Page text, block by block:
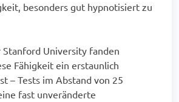
besonders gut hypnotisiert zu
Stanford University fanden
Fähigkeit ein erstaunlich
– Tests im Abstand von 25
fast unveränderte